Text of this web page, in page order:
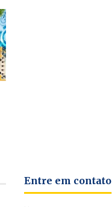
Entre em contato